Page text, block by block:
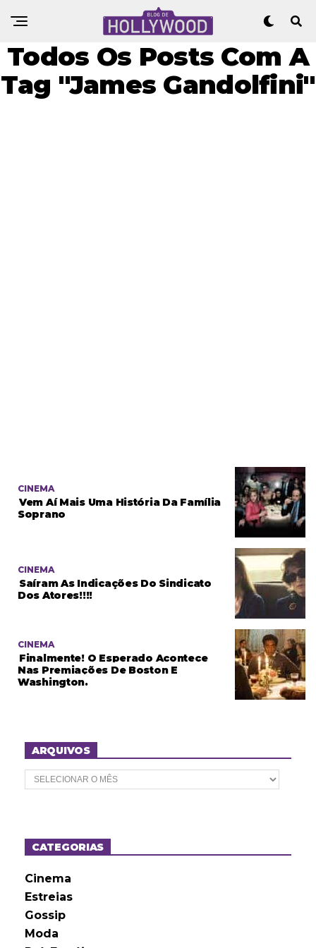
Todos Os Posts Com A
Tag "James Gandolfini"
CINEMA
Vem Aí Mais Uma História Da Família
Soprano
CINEMA
Saíram As Indicações Do Sindicato
Dos Atores!!!!
CINEMA
Finalmente! O Esperado Acontece
Nas Premiações De Boston E
Washington.
ARQUIVOS
A
r
o
sCATEGORIAS
Cinema
Estreias
Gossip
Moda